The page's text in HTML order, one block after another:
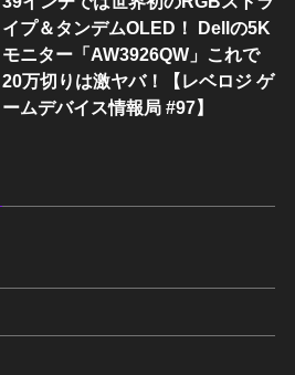
イプ＆タンデムOLED！ Dellの5K
モニター「AW3926QW」これで
20万切りは激ヤバ！【レベロジ ゲ
ームデバイス情報局 #97】